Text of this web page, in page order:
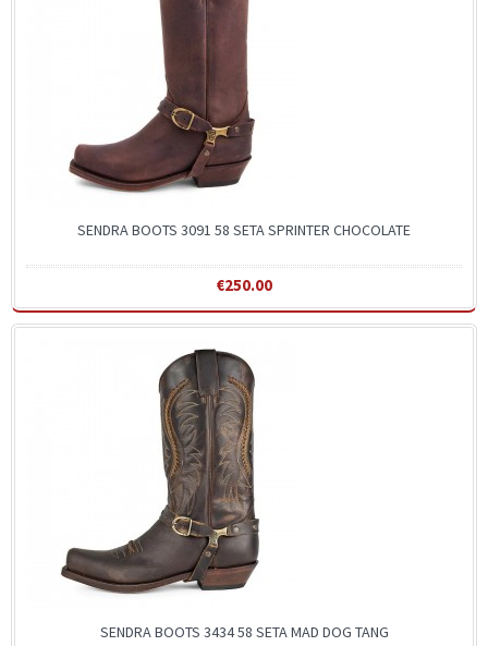
SENDRA BOOTS 3091 58 SETA SPRINTER CHOCOLATE
€250.00
SENDRA BOOTS 3434 58 SETA MAD DOG TANG